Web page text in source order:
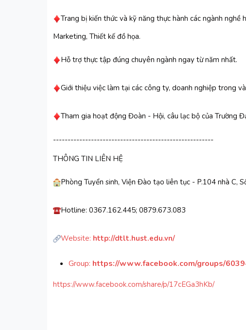
Trang bị kiến thức và kỹ năng thực hành các ngành
Marketing, Thiết kế đồ họa.
Hỗ trợ thực tập đúng chuyên ngành ngay từ năm nhất.
Giới thiệu việc làm tại các công ty, doanh nghiệp trong
Tham gia hoạt động Đoàn - Hội, câu lạc bộ của Trường
-------------------------------------------------------
THÔNG TIN LIÊN HỆ
Phòng Tuyển sinh, Viện Đào tạo liên tục - P.104 nhà C,
Hotline: 0367.162.445; 0879.673.083
Website: http://dtlt.hust.edu.vn/
Group: https://www.facebook.com/groups/
https://www.facebook.com/share/p/17cEGa3hKb/